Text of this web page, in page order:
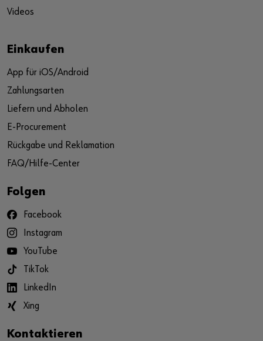
Videos
Einkaufen
App für iOS/Android
Zahlungsarten
Liefern und Abholen
E-Procurement
Rückgabe und Reklamation
FAQ/Hilfe-Center
Folgen
Facebook
Instagram
YouTube
TikTok
LinkedIn
Xing
Kontaktieren